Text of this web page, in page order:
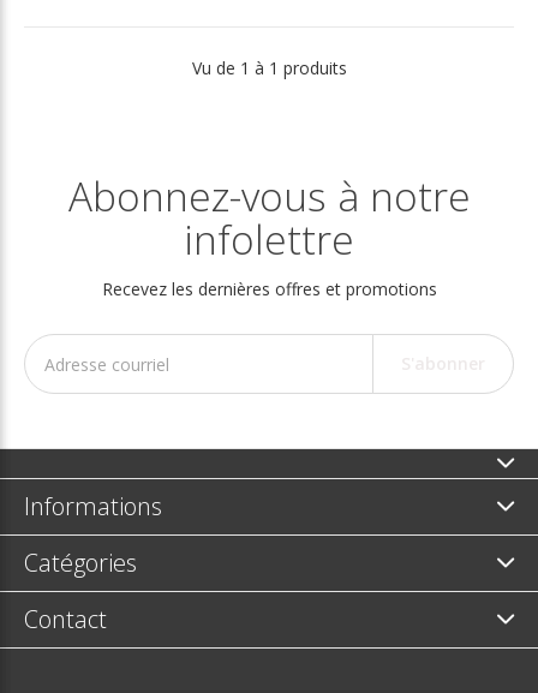
Vu de 1 à 1 produits
Abonnez-vous à notre
infolettre
Recevez les dernières offres et promotions
Informations
Catégories
Contact